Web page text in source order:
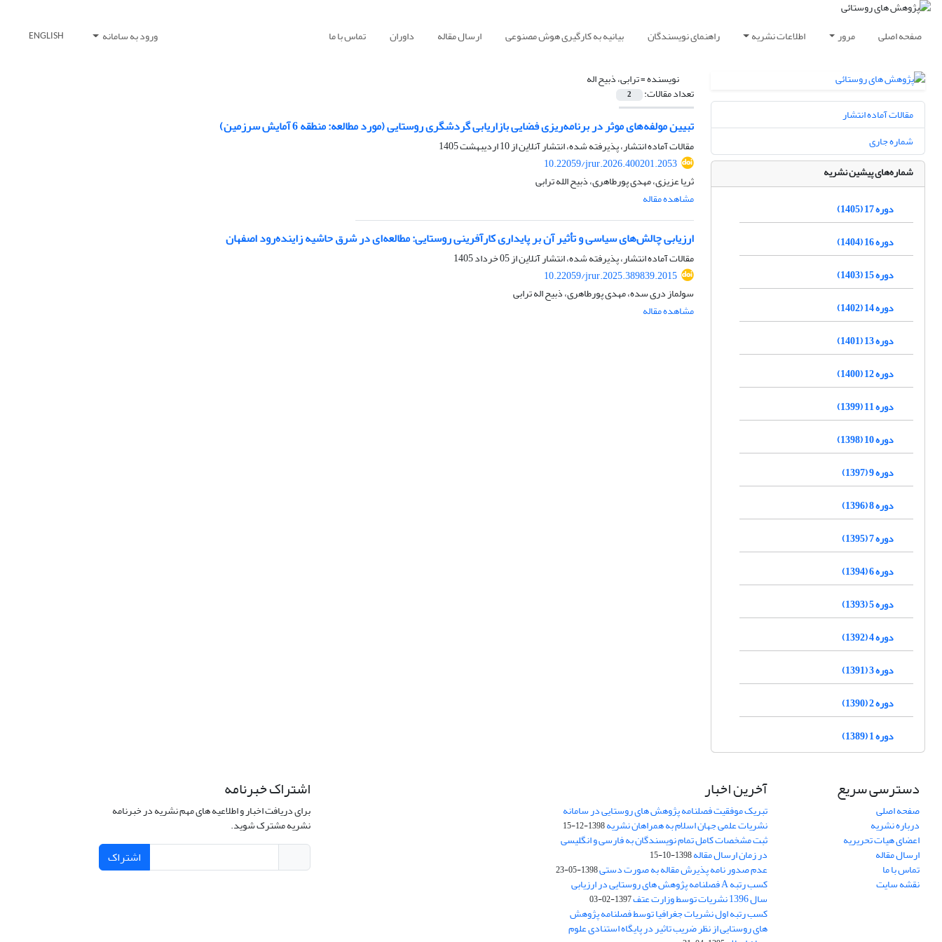
صفحه اصلی مرور اطلاعات نشریه راهنمای نویسندگان بیانیه به کارگیری هوش مصنوعی ارسال مقاله داوران تماس با ما ورود به سامانه ENGLISH
نویسنده =ترابی، ذبیح اله
تعداد مقالات: 2
تبیین مولفه‌های موثر در برنامه‌ریزی فضایی بازاریابی گردشگری روستایی (مورد مطالعه: منطقه 6 آمایش سرزمین)
مقالات آماده انتشار، پذیرفته شده، انتشار آنلاین از10 اردیبهشت 1405
10.22059/jrur.2026.400201.2053
ثریا عزیزی، مهدی پورطاهری، ذبیح الله ترابی
مشاهده مقاله
ارزیابی چالش‌های سیاسی و تأثیر آن بر پایداری کارآفرینی روستایی: مطالعه‌ای در شرق حاشیه زاینده‌رود اصفهان
مقالات آماده انتشار، پذیرفته شده، انتشار آنلاین از05 خرداد 1405
10.22059/jrur.2025.389839.2015
سولماز دری سده، مهدی پورطاهری، ذبیح اله ترابی
مشاهده مقاله
مقالات آماده انتشار
شماره جاری
شماره‌های پیشین نشریه
دوره 17 (1405)
دوره 16 (1404)
دوره 15 (1403)
دوره 14 (1402)
دوره 13 (1401)
دوره 12 (1400)
دوره 11 (1399)
دوره 10 (1398)
دوره 9 (1397)
دوره 8 (1396)
دوره 7 (1395)
دوره 6 (1394)
دوره 5 (1393)
دوره 4 (1392)
دوره 3 (1391)
دوره 2 (1390)
دوره 1 (1389)
دسترسی سریع
صفحه اصلی
درباره نشریه
اعضای هیات تحریریه
ارسال مقاله
تماس با ما
نقشه سایت
آخرین اخبار
تبریک موفقیت فصلنامه پژوهش های روستایی در سامانه
نشریات علمی جهان اسلام به همراهان نشریه1398-12-15
ثبت مشخصات کامل تمام نویسندگان به فارسی و انگلیسی
در زمان ارسال مقاله1398-10-15
عدم صدور نامه پذیرش مقاله به صورت دستی1398-05-23
کسب رتبه A فصلنامه پژوهش های روستایی در ارزیابی
سال 1396 نشریات توسط وزارت عتف 1397-02-03
کسب رتبه اول نشریات جغرافیا توسط فصلنامه پژوهش
های روستایی از نظر ضریب تاثیر در پایگاه استنادی علوم
اشتراک خبرنامه
برای دریافت اخبار و اطلاعیه های مهم نشریه در خبرنامه
نشریه مشترک شوید.
اشتراک